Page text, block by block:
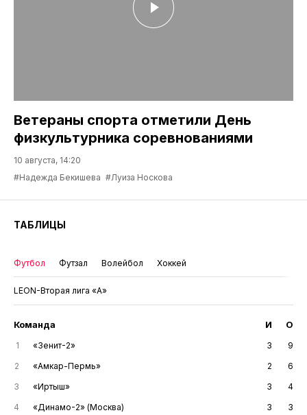
Ветераны спорта отметили День
физкультурника соревнованиями
10 августа, 14:20
#Надежда Бекишева #Луиза Носкова
ТАБЛИЦЫ
Футбол Футзал Волейбол Хоккей
LEON-Вторая лига «А»
Команда И О
1 «Зенит-2» 3
9
2
«Амкар-Пермь» 2
6
3
«Иртыш» 3
4
4
«Динамо-2» (Москва) 3
3